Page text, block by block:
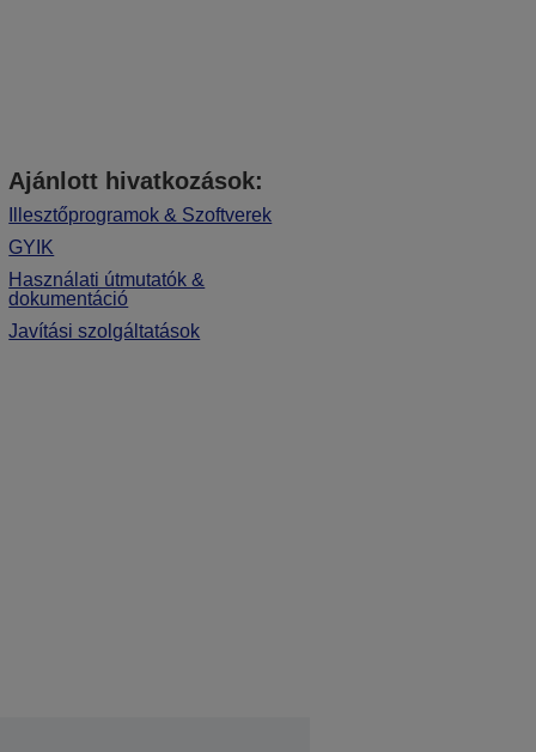
Ajánlott hivatkozások:
Illesztőprogramok & Szoftverek
GYIK
Használati útmutatók &
dokumentáció
Javítási szolgáltatások